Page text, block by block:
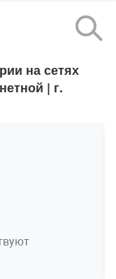
на сетях
| г.